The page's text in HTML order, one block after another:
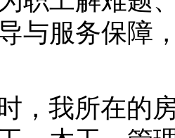
与服务保障
，我所在的